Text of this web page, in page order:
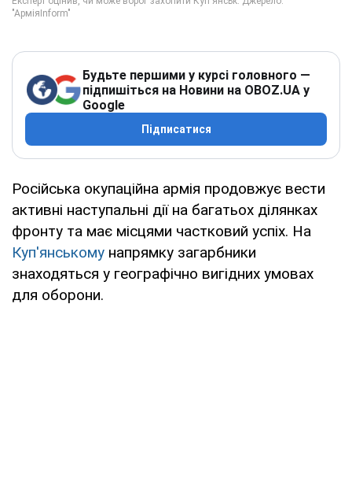
Будьте першими у курсі головного —
підпишіться на Новини на OBOZ.UA у
Google
Підписатися
Російська окупаційна армія продовжує вести
активні наступальні дії на багатьох ділянках
фронту та має місцями частковий успіх. На
Куп'янському напрямку загарбники
знаходяться у географічно вигідних умовах
для оборони.